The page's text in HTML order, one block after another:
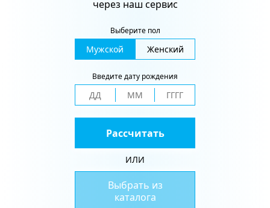
через наш сервис
Выберите пол
Мужской Женский
Введите дату рождения
Рассчитать
ИЛИ
Выбрать из
каталога